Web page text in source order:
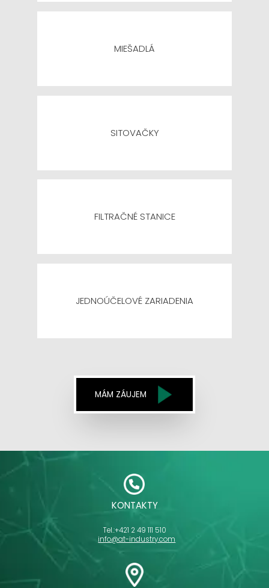
MIEŠADLÁ
SITOVAČKY
FILTRAČNÉ STANICE
JEDNOÚČELOVÉ ZARIADENIA
MÁM ZÁUJEM
KONTAKTY
Tel.:+421 2 49 111 510
info@at-industry.com